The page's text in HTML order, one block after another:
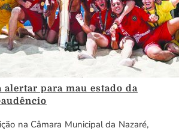
alertar para mau estado da
na Câmara Municipal da Nazaré,